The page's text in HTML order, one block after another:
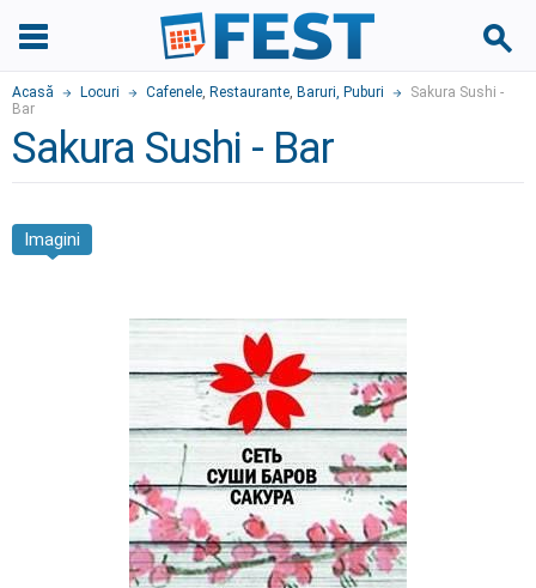
Acasă Locuri Cafenele, Restaurante, Baruri, Puburi
Sakura Sushi -
Bar
Sakura Sushi - Bar
Imagini